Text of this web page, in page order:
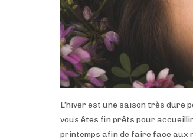
L’hiver est une saison très dure
vous êtes fin prêts pour
printemps afin de faire face aux